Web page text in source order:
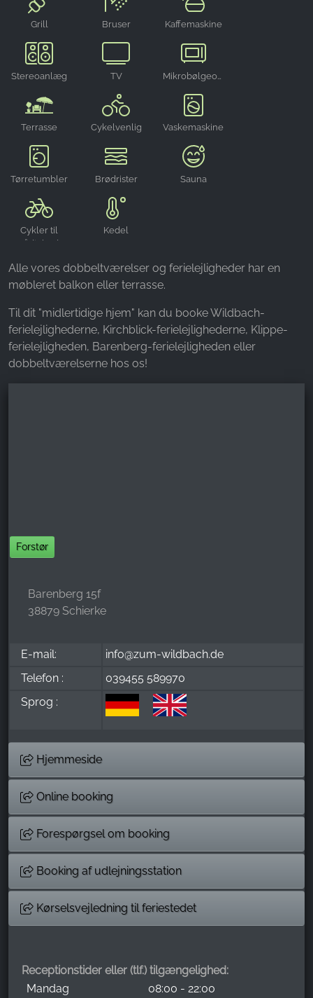
Grill Bruser Kaffemaskine
Stereoanlæg TV
Terrasse Cykelvenlig Vaskemaskine
Tørretumbler Brødrister Sauna
Cykler til
rådighed
Kedel
Alle vores dobbeltværelser og ferielejligheder har en
møbleret balkon eller terrasse.
Til dit "midlertidige hjem" kan du booke Wildbach-
ferielejlighederne, Kirchblick-ferielejlighederne, Klippe-
ferielejligheden, Barenberg-ferielejligheden eller
dobbeltværelserne hos os!
Forstør
Barenberg 15f
38879 Schierke
E-mail:
info@zum-wildbach.de
Telefon :
039455 589970
Sprog :
Hjemmeside
Online booking
Forespørgsel om booking
Booking af udlejningsstation
Kørselsvejledning til feriestedet
Receptionstider eller (tlf.) tilgængelighed:
Mandag
08:00 - 22:00